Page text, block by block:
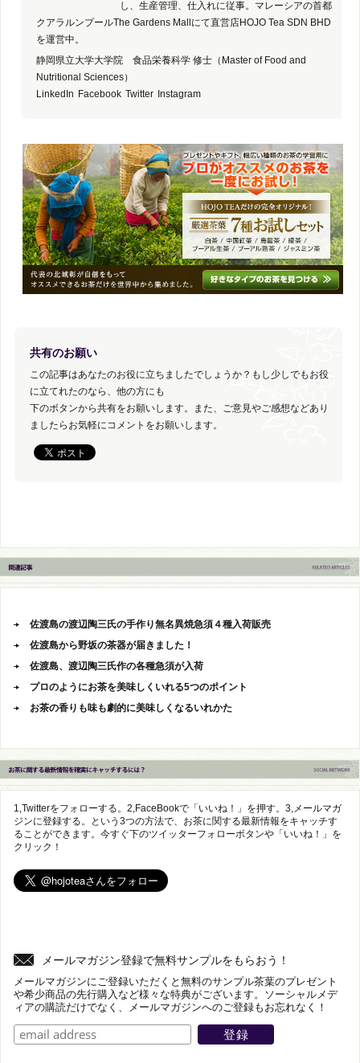
し、生産管理、仕入れに従事。マレーシアの首都
クアラルンプールThe Gardens Mallにて直営店HOJO Tea SDN BHD
を運営中。
静岡県立大学大学院 食品栄養科学 修士（Master of Food and
Nutritional Sciences）
LinkedIn Facebook Twitter Instagram
共有のお願い
この記事はあなたのお役に立ちましたでしょうか？もし少しでもお役
に立てれたのなら、他の方にも
下のボタンから共有をお願いします。また、ご意見やご感想などあり
ましたらお気軽にコメントをお願いします。
佐渡島の渡辺陶三氏の手作り無名異焼急須４種入荷販売
佐渡島から野坂の茶器が届きました！
佐渡島、渡辺陶三氏作の各種急須が入荷
プロのようにお茶を美味しくいれる5つのポイント
お茶の香りも味も劇的に美味しくなるいれかた
1,Twitterをフォローする。2,FaceBookで「いいね！」を押す。3,メールマガ
ジンに登録する。という3つの方法で、お茶に関する最新情報をキャッチす
ることができます。今すぐ下のツイッターフォローボタンや「いいね！」を
クリック！
メールマガジン登録で無料サンプルをもらおう！
メールマガジンにご登録いただくと無料のサンプル茶葉のプレゼント
や希少商品の先行購入など様々な特典がございます。ソーシャルメデ
ィアの購読だけでなく、メールマガジンへのご登録もお忘れなく！